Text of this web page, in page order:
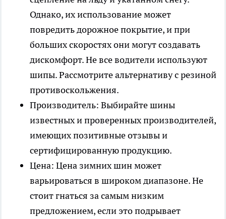
Однако, их использование может
повредить дорожное покрытие, и при
больших скоростях они могут создавать
дискомфорт. Не все водители используют
шипы. Рассмотрите альтернативу с резиной
противоскольжения.
Производитель: Выбирайте шины
известных и проверенных производителей,
имеющих позитивные отзывы и
сертифицированную продукцию.
Цена: Цена зимних шин может
варьироваться в широком диапазоне. Не
стоит гнаться за самым низким
предложением, если это подрывает